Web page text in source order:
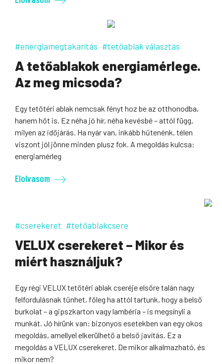
#energiamegtakarítás #tetőablak választás
A tetőablakok energiamérlege.
Az meg micsoda?
Egy tetőtéri ablak nemcsak fényt hoz be az otthonodba,
hanem hőt is. Ez néha jó hír, néha kevésbé – attól függ,
milyen az időjárás. Ha nyár van, inkább hűtenénk, télen
viszont jól jönne minden plusz fok. A megoldás kulcsa:
energiamérleg
Elolvasom
#cserekeret #tetőablakcsere
VELUX cserekeret – Mikor és
miért használjuk?
Egy régi VELUX tetőtéri ablak cseréje elsőre talán nagy
felfordulásnak tűnhet, főleg ha attól tartunk, hogy a belső
burkolat – a gipszkarton vagy lambéria – is megsínyli a
munkát. Jó hírünk van: bizonyos esetekben van egy okos
megoldás, amellyel elkerülhető a belső javítás. Ez a
megoldás a VELUX cserekeret. De mikor alkalmazható, és
mikor nem?